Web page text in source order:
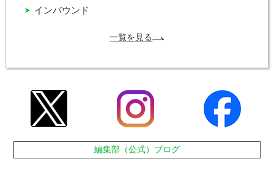
インバウンド
一覧を見る
編集部（公式）ブログ